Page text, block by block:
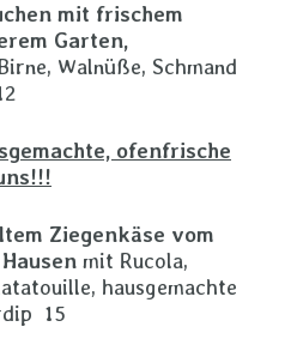
mit frischem
Garten,
Walnüße, Schmand
ofenfrische
Ziegenkäse vom
mit Rucola,
hausgemachte
15